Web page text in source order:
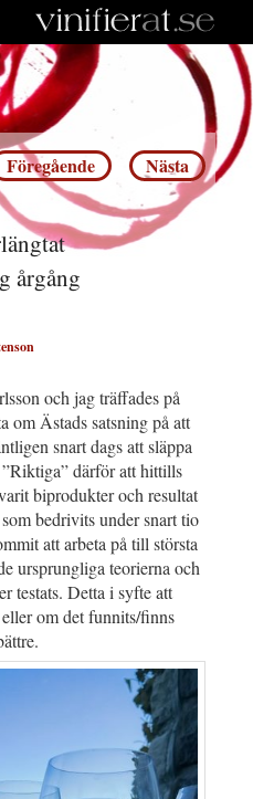
Föregående Nästa
årgång
och jag träffades på
om Ästads satsning på att
snart dags att släppa
därför att hittills
biprodukter och resultat
bedrivits under snart tio
att arbeta på till största
ursprungliga teorierna och
testats. Detta i syfte att
om det funnits/finns